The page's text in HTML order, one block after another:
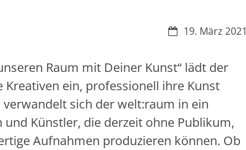
Datum:19. März 2021
Raum mit Deiner Kunst“ lädt der
ein, professionell ihre Kunst
sich der welt:raum in ein
Künstler, die derzeit ohne Publikum,
Aufnahmen produzieren können. Ob